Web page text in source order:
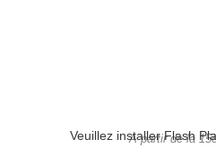
Veuillez installer Flash
A partir de la